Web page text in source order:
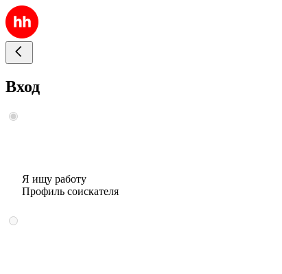
Вход
Я ищу работу
Профиль соискателя